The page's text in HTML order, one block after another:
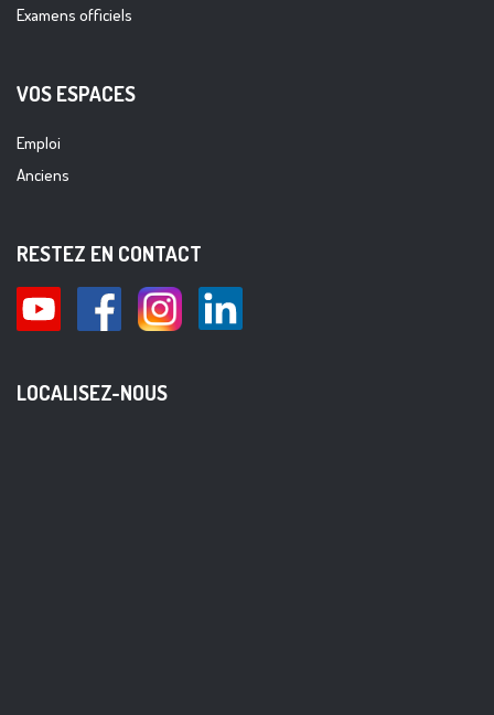
Examens officiels
VOS ESPACES
Emploi
Anciens
RESTEZ EN CONTACT
LOCALISEZ-NOUS